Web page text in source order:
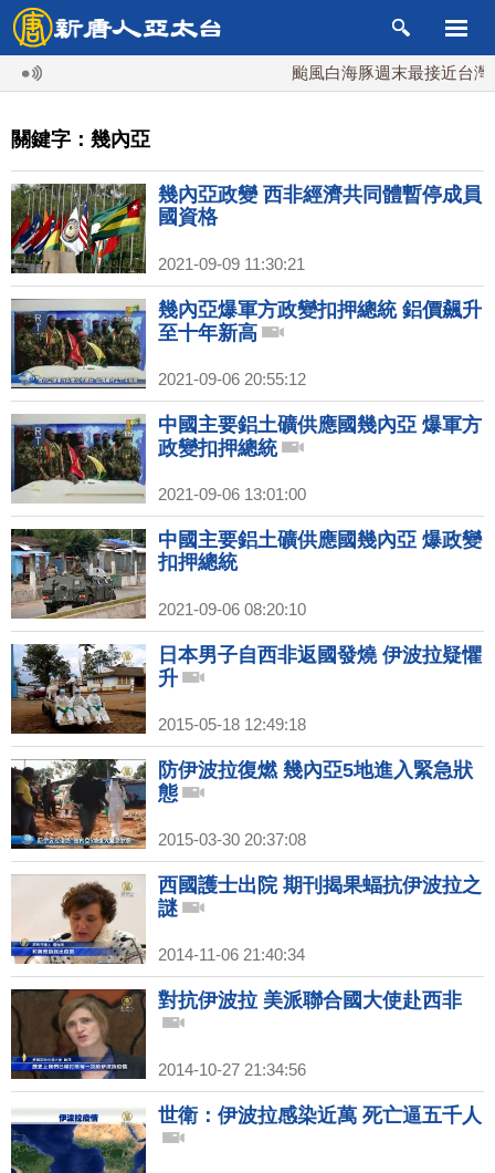
颱風白海豚週末最接近台灣
關鍵字：幾內亞
幾內亞政變 西非經濟共同體暫停成員
國資格
2021-09-09 11:30:21
幾內亞爆軍方政變扣押總統 鋁價飆升
至十年新高
2021-09-06 20:55:12
中國主要鋁土礦供應國幾內亞 爆軍方
政變扣押總統
2021-09-06 13:01:00
中國主要鋁土礦供應國幾內亞 爆政變
扣押總統
2021-09-06 08:20:10
日本男子自西非返國發燒 伊波拉疑懼
升
2015-05-18 12:49:18
防伊波拉復燃 幾內亞5地進入緊急狀
態
2015-03-30 20:37:08
西國護士出院 期刊揭果蝠抗伊波拉之
謎
2014-11-06 21:40:34
對抗伊波拉 美派聯合國大使赴西非
2014-10-27 21:34:56
世衛：伊波拉感染近萬 死亡逼五千人